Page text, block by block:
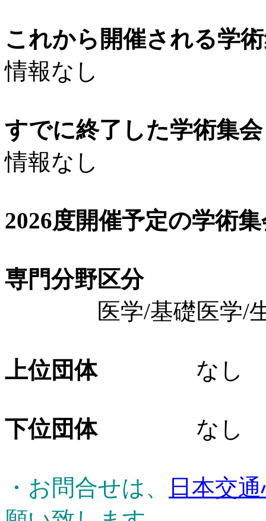
これから開催される学
情報なし
すでに終了した学術集
情報なし
2026度開催予定の学術
専門分野区分
医学/基礎医学/生
上位団体なし
下位団体なし
・お問合せは、
日本交